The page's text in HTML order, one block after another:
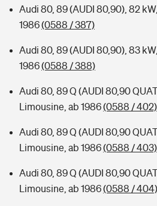
Audi 80, 89 (AUDI 80,90), 82
1986(0588 / 387)
Audi 80, 89 (AUDI 80,90), 83
1986(0588 / 388)
Audi 80, 89 Q (AUDI 80,90
Limousine, ab 1986(0588 / 402)
Audi 80, 89 Q (AUDI 80,90
Limousine, ab 1986(0588 / 403)
Audi 80, 89 Q (AUDI 80,90
Limousine, ab 1986(0588 / 404)